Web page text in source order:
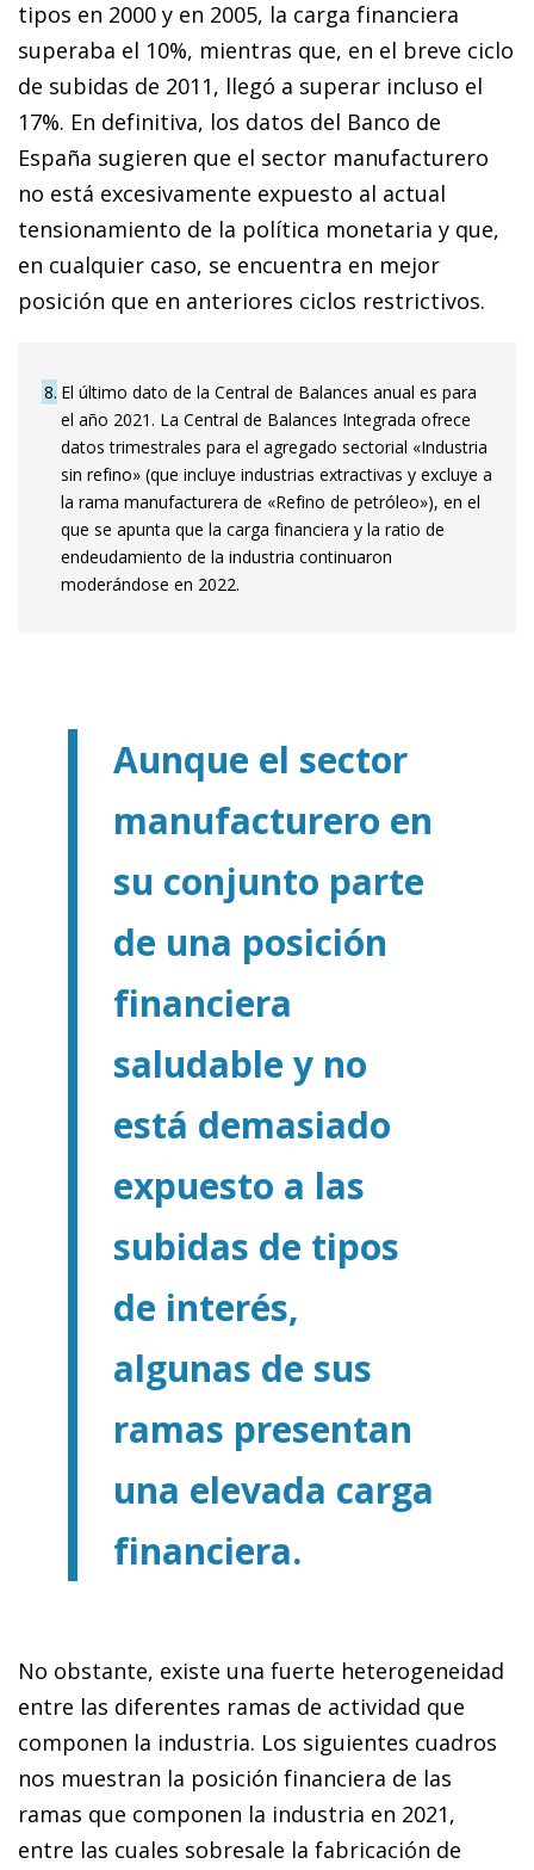
tipos en 2000 y en 2005, la carga financiera
superaba el 10%, mientras que, en el breve ciclo
de subidas de 2011, llegó a superar incluso el
17%. En definitiva, los datos del Banco de
España sugieren que el sector manufacturero
no está excesivamente expuesto al actual
tensionamiento de la política monetaria y que,
en cualquier caso, se encuentra en mejor
posición que en anteriores ciclos restrictivos.
8 El último dato de la Central de Balances anual es para
el año 2021. La Central de Balances Integrada ofrece
datos trimestrales para el agregado sectorial «Industria
sin refino» (que incluye industrias extractivas y excluye a
la rama manufacturera de «Refino de petróleo»), en el
que se apunta que la carga financiera y la ratio de
endeudamiento de la industria continuaron
moderándose en 2022.
Aunque el sector
manufacturero en
su conjunto parte
de una posición
financiera
saludable y no
está demasiado
expuesto a las
subidas de tipos
de interés,
algunas de sus
ramas presentan
una elevada carga
financiera.
No obstante, existe una fuerte heterogeneidad
entre las diferentes ramas de actividad que
componen la industria. Los siguientes cuadros
nos muestran la posición financiera de las
ramas que componen la industria en 2021,
entre las cuales sobresale la fabricación de